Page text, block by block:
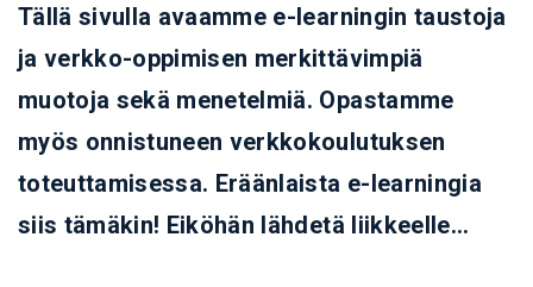
Tällä sivulla avaamme e-learningin taustoja
ja verkko-oppimisen merkittävimpiä
muotoja sekä menetelmiä. Opastamme
myös onnistuneen verkkokoulutuksen
toteuttamisessa. Eräänlaista e-learningia
siis tämäkin! Eiköhän lähdetä liikkeelle...